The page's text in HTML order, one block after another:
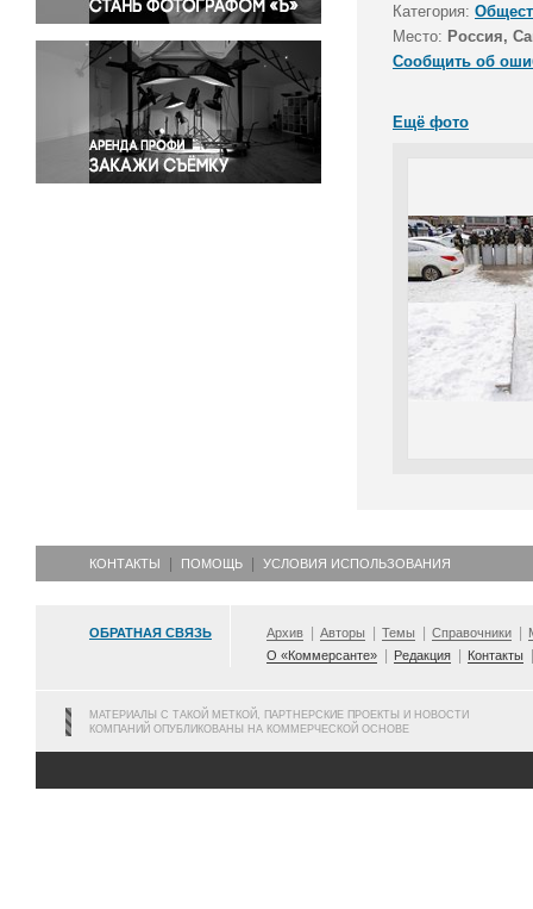
Религия
Светская жизнь
Спорт
Экология
Экономика и бизнес
Категория:
Место: Россия,
Сообщить об
Ещё фото
КОНТАКТЫ ПОМОЩЬ УСЛОВИЯ ИСПОЛЬЗОВАНИЯ
ОБРАТНАЯ СВЯЗЬ Архив Авторы Темы Справочники
О «Коммерсанте»
Редакция Контакты
МАТЕРИАЛЫ С ТАКОЙ МЕТКОЙ, ПАРТНЕРСКИЕ ПРОЕКТЫ И НОВОСТИ
КОМПАНИЙ ОПУБЛИКОВАНЫ НА КОММЕРЧЕСКОЙ ОСНОВЕ